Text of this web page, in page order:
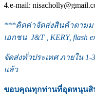
4.e-mail:
***คิดค่าจัดส่งสินค้าตาม
เอกชน J&T , KERY, flash
จัดส่งทั่วประเทศ ภายใน 1-3
แล้ว
ขอบคุณทุกท่านที่อุดหนุนสิ